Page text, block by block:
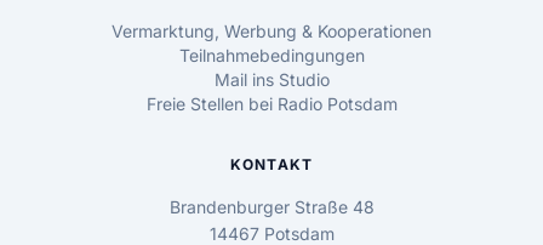
Vermarktung, Werbung & Kooperationen
Teilnahmebedingungen
Mail ins Studio
Freie Stellen bei Radio Potsdam
KONTAKT
Brandenburger Straße 48
14467 Potsdam